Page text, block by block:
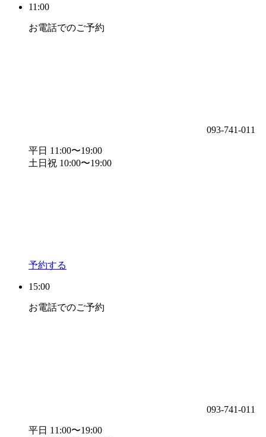
11:00
お電話でのご予約
093-741-011
平日 11:00〜19:00
土日祝 10:00〜19:00
予約する
15:00
お電話でのご予約
093-741-011
平日 11:00〜19:00